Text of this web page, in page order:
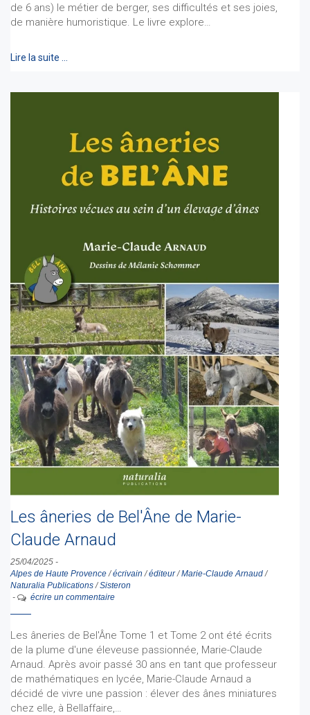
de 6 ans) le métier de berger, ses difficultés et ses joies,
de manière humoristique. Le livre explore…
Lire la suite …
Les âneries de Bel'Âne de Marie-
Claude Arnaud
25/04/2025 -
Alpes de Haute Provence /écrivain /éditeur/Marie-Claude Arnaud /
Naturalia Publications /Sisteron
-
écrire un commentaire
Les âneries de Bel'Âne Tome 1 et Tome 2 ont été écrits
de la plume d'une éleveuse passionnée, Marie-Claude
Arnaud. Après avoir passé 30 ans en tant que professeur
de mathématiques en lycée, Marie-Claude Arnaud a
décidé de vivre une passion : élever des ânes miniatures
chez elle, à Bellaffaire,…